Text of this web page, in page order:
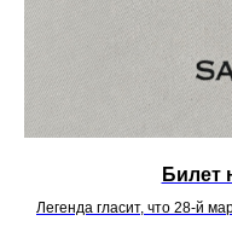
Билет
Легенда гласит, что 28-й